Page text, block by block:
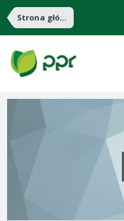
Strona główna